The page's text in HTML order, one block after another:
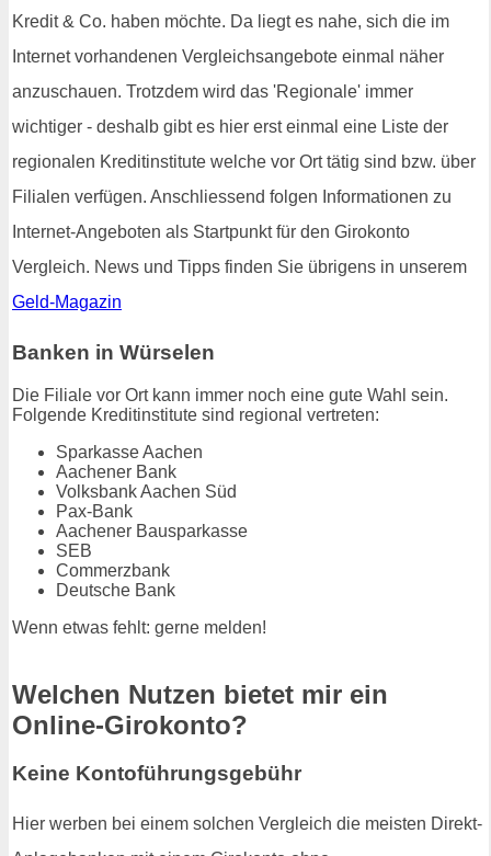
Kredit & Co. haben möchte. Da liegt es nahe, sich die im
Internet vorhandenen Vergleichsangebote einmal näher
anzuschauen. Trotzdem wird das 'Regionale' immer
wichtiger - deshalb gibt es hier erst einmal eine Liste der
regionalen Kreditinstitute welche vor Ort tätig sind bzw. über
Filialen verfügen. Anschliessend folgen Informationen zu
Internet-Angeboten als Startpunkt für den Girokonto
Vergleich. News und Tipps finden Sie übrigens in unserem
Geld-Magazin
Banken in Würselen
Die Filiale vor Ort kann immer noch eine gute Wahl sein.
Folgende Kreditinstitute sind regional vertreten:
Sparkasse Aachen
Aachener Bank
Volksbank Aachen Süd
Pax-Bank
Aachener Bausparkasse
SEB
Commerzbank
Deutsche Bank
Wenn etwas fehlt: gerne melden!
Welchen Nutzen bietet mir ein
Online-Girokonto?
Keine Kontoführungsgebühr
Hier werben bei einem solchen Vergleich die meisten Direkt-